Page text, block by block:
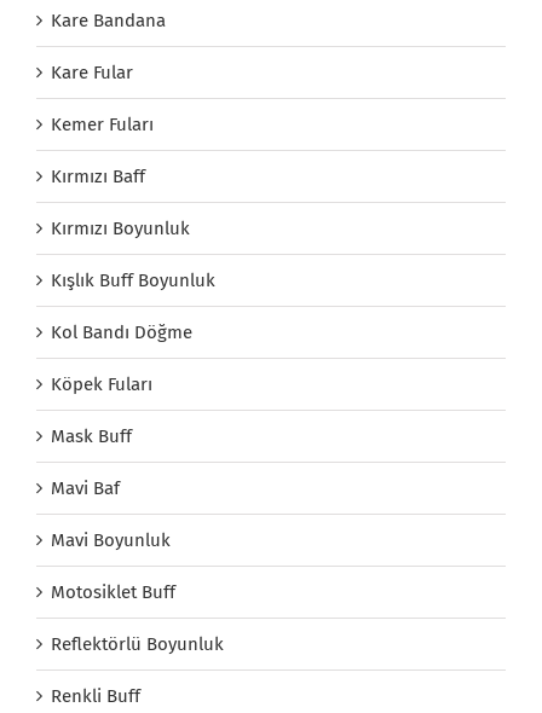
Kare Bandana
Kare Fular
Kemer Fuları
Kırmızı Baff
Kırmızı Boyunluk
Kışlık Buff Boyunluk
Kol Bandı Döğme
Köpek Fuları
Mask Buff
Mavi Baf
Mavi Boyunluk
Motosiklet Buff
Reflektörlü Boyunluk
Renkli Buff